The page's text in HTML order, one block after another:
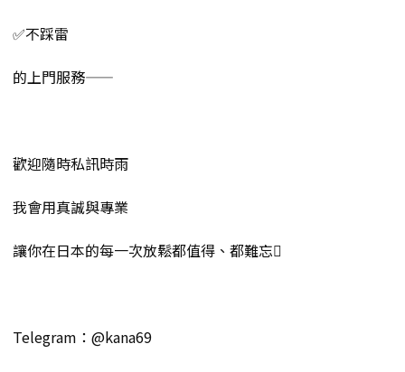
✅不踩雷
的上門服務——
歡迎隨時私訊時雨
我會用真誠與專業
讓你在日本的每一次放鬆都值得、都難忘
Telegram：@kana69